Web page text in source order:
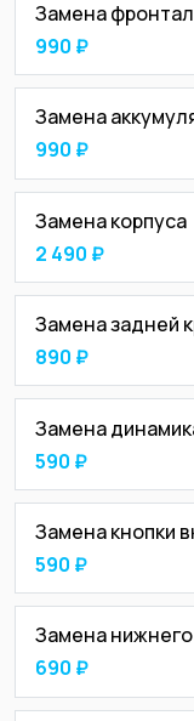
Замена
990 ₽
Замена
990 ₽
Замена корпуса
2 490 ₽
Замена задней
890 ₽
Замена
590 ₽
Замена кнопки
590 ₽
Замена
690 ₽